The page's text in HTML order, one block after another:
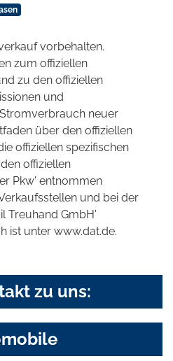
vorbehalten.
zum offiziellen
zu den offiziellen
und
neuer
über den offiziellen
offiziellen spezifischen
offiziellen
Pkw' entnommen
und bei der
Treuhand GmbH'
ist unter www.dat.de.
zu uns: